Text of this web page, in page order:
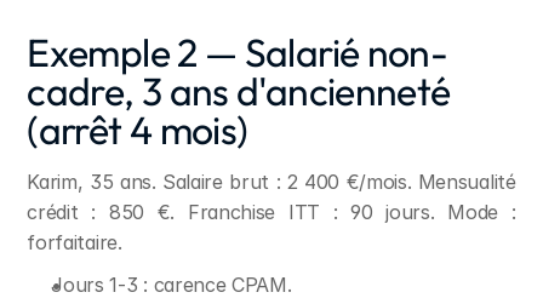
Exemple 2 — Salarié non-
cadre, 3 ans d'ancienneté
(arrêt 4 mois)
Karim, 35 ans. Salaire brut : 2 400 €/mois. Mensualité
crédit : 850 €. Franchise ITT : 90 jours. Mode :
forfaitaire.
Jours 1-3 : carence CPAM.